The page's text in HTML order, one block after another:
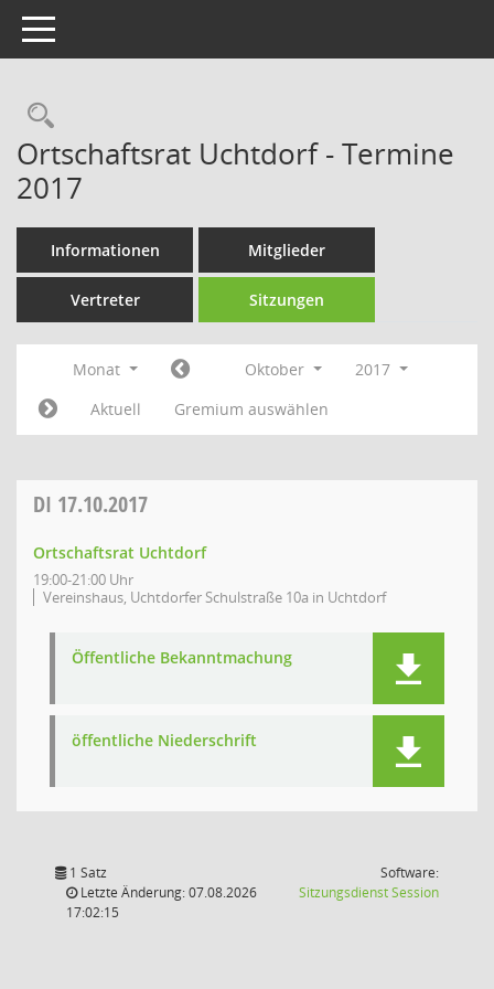
Toggle navigation
Rechercheauswahl
Ortschaftsrat Uchtdorf - Termine
2017
Informationen Mitglieder
Vertreter Sitzungen
Monat Oktober
2017
Aktuell
Gremium auswählen
DI 17.10.2017
Ortschaftsrat Uchtdorf
19:00-21:00 Uhr
Vereinshaus, Uchtdorfer Schulstraße 10a in Uchtdorf
Öffentliche Bekanntmachung
öffentliche Niederschrift
1 Satz
Letzte Änderung: 07.08.2026
17:02:15
Software:
SitzungsdienstSession(Wird in